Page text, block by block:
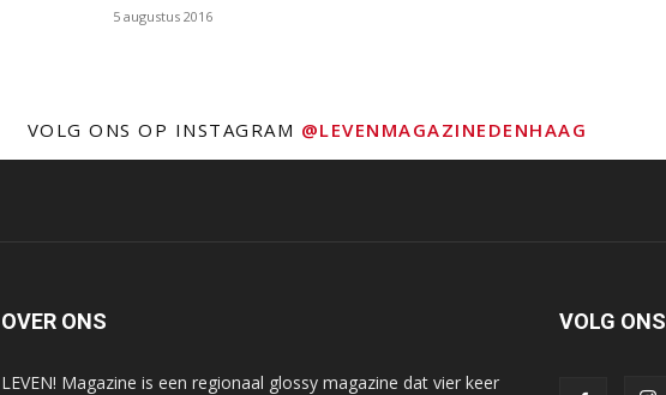
5 augustus 2016
VOLG ONS OP INSTAGRAM @LEVENMAGAZINEDENHAAG
OVER ONS
LEVEN! Magazine is een regionaal glossy magazine dat vier keer
VOLG ONS